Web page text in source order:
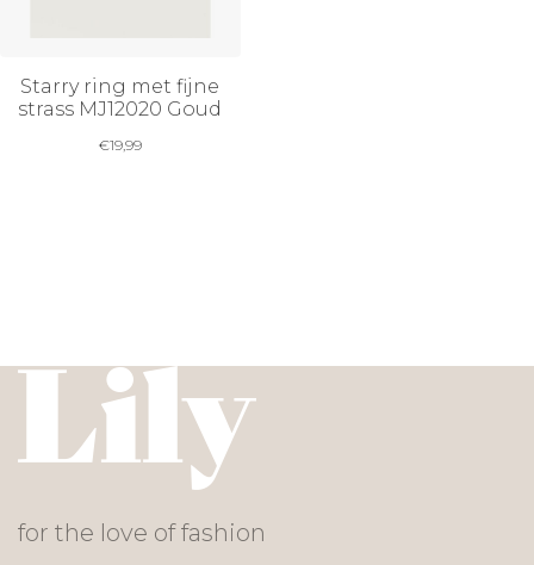
Starry ring met fijne
strass MJ12020 Goud
€19,99
for the love of fashion